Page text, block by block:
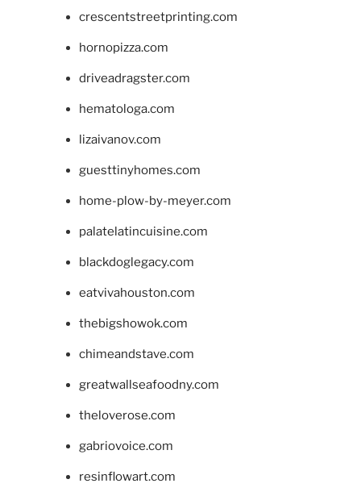
crescentstreetprinting.com
hornopizza.com
driveadragster.com
hematologa.com
lizaivanov.com
guesttinyhomes.com
home-plow-by-meyer.com
palatelatincuisine.com
blackdoglegacy.com
eatvivahouston.com
thebigshowok.com
chimeandstave.com
greatwallseafoodny.com
theloverose.com
gabriovoice.com
resinflowart.com